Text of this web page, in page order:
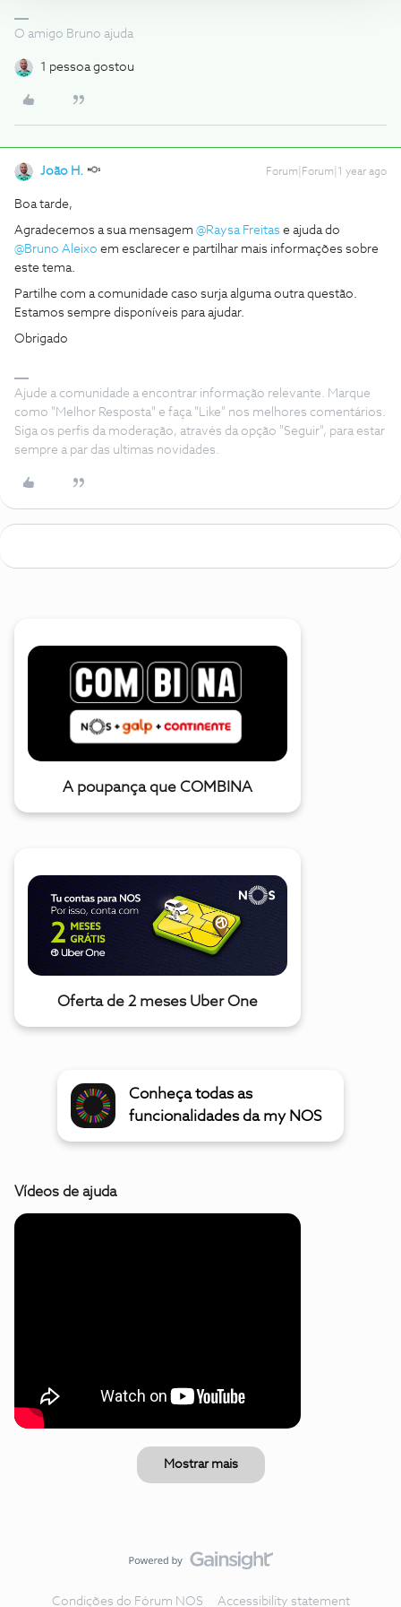
O amigo Bruno ajuda
1 pessoa gostou
João H. Forum|Forum|1 year ago
Boa tarde,
Agradecemos a sua mensagem ​ @Raysa Freitas e ajuda do ​
@Bruno Aleixo em esclarecer e partilhar mais informações sobre
este tema.
Partilhe com a comunidade caso surja alguma outra questão.
Estamos sempre disponíveis para ajudar.
Obrigado
Ajude a comunidade a encontrar informação relevante. Marque
como "Melhor Resposta" e faça "Like" nos melhores comentários.
Siga os perfis da moderação, através da opção "Seguir", para estar
sempre a par das ultimas novidades.
A poupança que COMBINA
Oferta de 2 meses Uber One
Conheça todas as
funcionalidades da my NOS
Vídeos de ajuda
Mostrar mais
Condições do Fórum NOS Accessibility statement